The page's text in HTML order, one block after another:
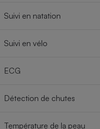
Suivi en natation
Suivi en vélo
ECG
Détection de chutes
Température de la peau